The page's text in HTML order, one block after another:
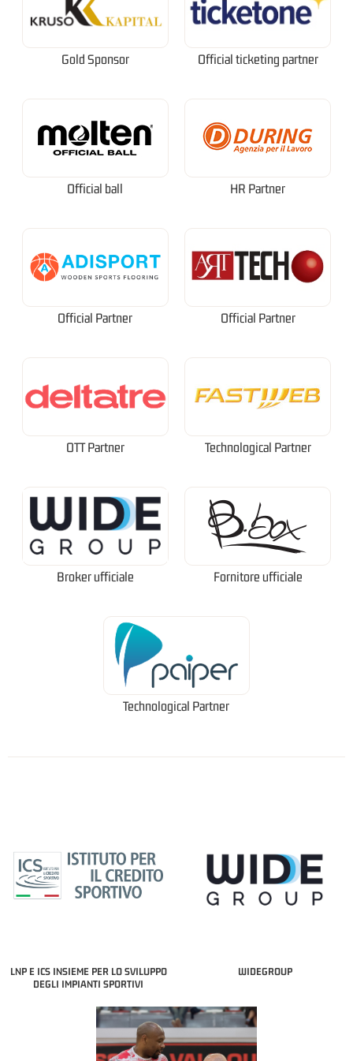
Gold Sponsor Official ticketing partner
Official ball HR Partner
Official Partner Official Partner
OTT Partner Technological Partner
Broker ufficiale Fornitore ufficiale
Technological Partner
LNP E ICS INSIEME PER LO SVILUPPO
DEGLI IMPIANTI SPORTIVI
WIDEGROUP